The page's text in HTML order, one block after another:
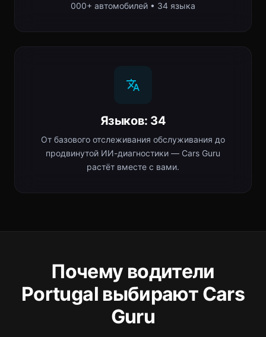
000+ автомобилей • 34 языка
Языков: 34
От базового отслеживания обслуживания до
продвинутой ИИ-диагностики — Cars Guru
растёт вместе с вами.
Почему водители
Portugal выбирают Cars
Guru